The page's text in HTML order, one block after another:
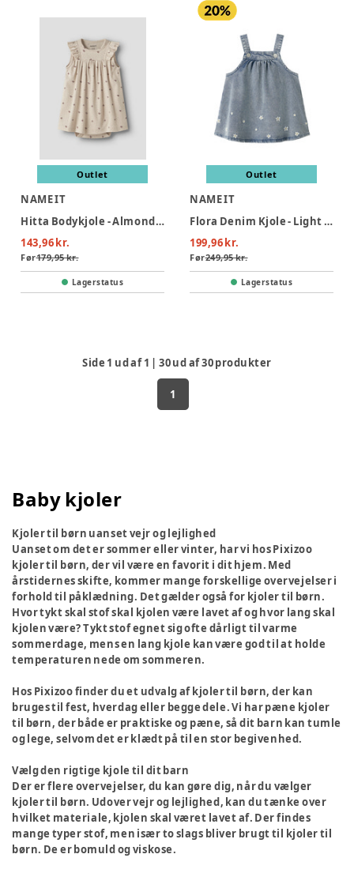
Outlet
NAME IT
Hitta Bodykjole - Almond milk
143,96 kr.
Før179,95 kr.
Lagerstatus
Outlet
NAME IT
Flora Denim Kjole - Light Blue Denim
199,96 kr.
Før249,95 kr.
Lagerstatus
Side 1 ud af1 |30ud af30produkter
1
Baby kjoler
Kjoler til børn uanset vejr og lejlighed
Uanset om det er sommer eller vinter, har vi hos Pixizoo
kjoler til børn, der vil være en favorit i dit hjem. Med
årstidernes skifte, kommer mange forskellige overvejelser i
forhold til påklædning. Det gælder også for kjoler til børn.
Hvor tykt skal stof skal kjolen være lavet af og hvor lang skal
kjolen være? Tykt stof egnet sig ofte dårligt til varme
sommerdage, mens en lang kjole kan være god til at holde
temperaturen nede om sommeren.
Hos Pixizoo finder du et udvalg af kjoler til børn, der kan
bruges til fest, hverdag eller begge dele. Vi har pæne kjoler
til børn, der både er praktiske og pæne, så dit barn kan tumle
og lege, selvom det er klædt på til en stor begivenhed.
Vælg den rigtige kjole til dit barn
Der er flere overvejelser, du kan gøre dig, når du vælger
kjoler til børn. Udover vejr og lejlighed, kan du tænke over
hvilket materiale, kjolen skal været lavet af. Der findes
mange typer stof, men især to slags bliver brugt til kjoler til
børn. De er bomuld og viskose.